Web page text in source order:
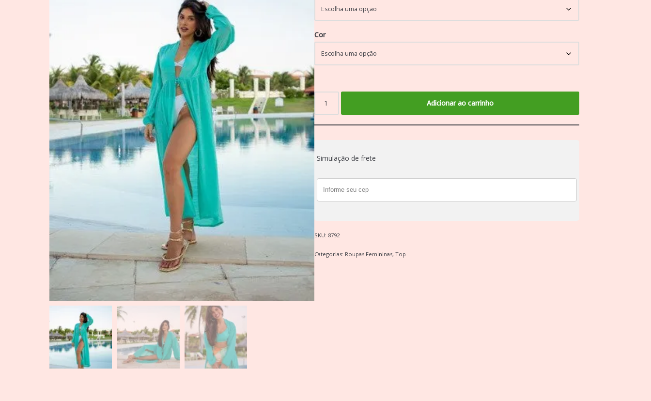
Cor
Adicionar ao carrinho
Simulação de frete
SKU: 8792
Categorias: Roupas Femininas,Top